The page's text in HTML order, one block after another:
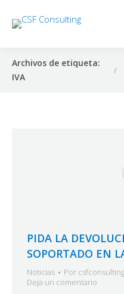
Archivos de etiqueta:
IVA
PIDA LA
SOPORTADO EN
Noticias Por csfconsulting
Deja un comentario